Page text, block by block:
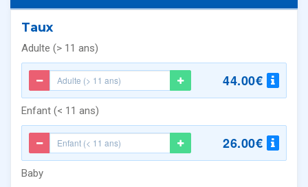
Taux
Adulte (> 11 ans)
44.00€
Enfant (< 11 ans)
26.00€
Baby